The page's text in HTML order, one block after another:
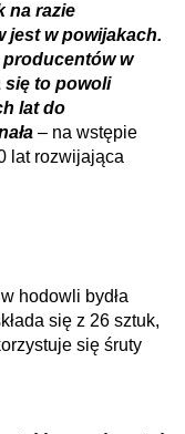
na razie
jest w powijakach.
w
się to powoli
lat do
– na wstępie
lat rozwijająca
hodowli bydła
się z 26 sztuk,
się śruty